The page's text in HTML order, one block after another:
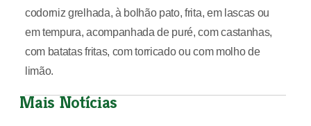
codorniz grelhada, à bolhão pato, frita, em lascas ou
em tempura, acompanhada de puré, com castanhas,
com batatas fritas, com torricado ou com molho de
limão.
Mais Notícias